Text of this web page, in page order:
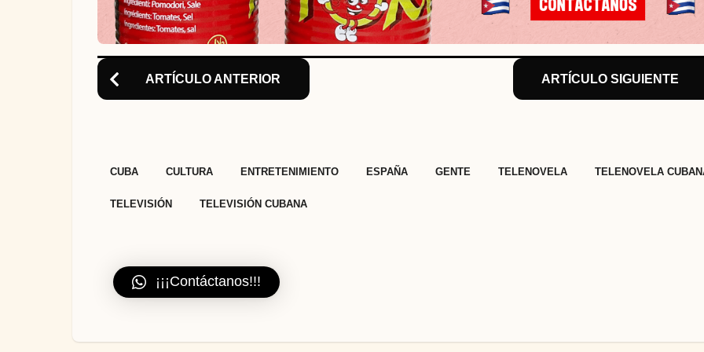
ARTÍCULO ANTERIOR ARTÍCULO SIGUIENTE
CUBA CULTURA ENTRETENIMIENTO ESPAÑA GENTE TELENOVELA TELENOVELA
TELEVISIÓN TELEVISIÓN CUBANA
¡¡¡Contáctanos!!!